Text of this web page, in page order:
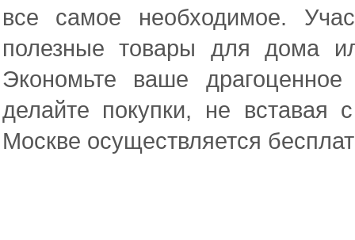
все самое необходимое.
полезные товары для дома
Экономьте ваше
делайте покупки, не вставая
Москве осуществляется